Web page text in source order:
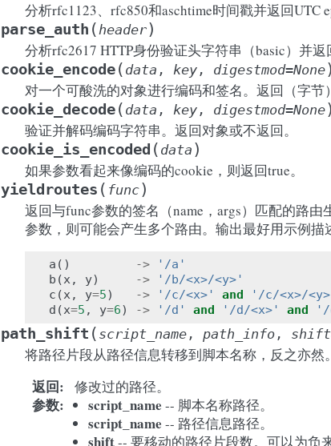
分析rfc1123、rfc850和aschtime时间戳并返回UTC
parse_auth (header)
分析rfc2617 HTTP身份验证头字符串（basic）并返
cookie_encode( data , key , digestmod=None)
对一个可酸洗的对象进行编码和签名。返回（字节
cookie_decode( data , key , digestmod=None)
验证并解码编码字符串。返回对象或不返回。
cookie_is_encoded ( data )
如果参数看起来像编码的cookie，则返回true。
yieldroutes ( func)
返回与func参数的签名（name，args）匹配的路
参数，则可能会产生多个路由。输出最好用示例描
a () ->
'/a'
b (x, y) ->
'/b/<x>/<y>'
c (x, y=5) -> '/c/<x>' and
'/c/<x>/
d (x=5 , y=6) -> '/d' and '/d/<x>' and '/
path_shift ( script_name , path_info , shift
将路径片段从路径信息转移到脚本名称，反之亦然。
返回 修改过的路径。
参数 script_name -- 脚本名称路径。
script_name -- 路径信息路径。
shift-- 要移动的路径片段数。可以为负